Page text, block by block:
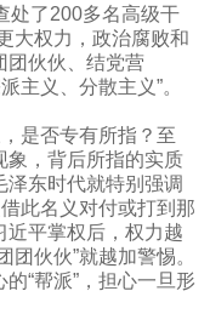
处了200多名高级干
大权力，政治腐败和
团伙伙、结党营
主义、分散主义”。
是否专有所指？至
象，背后所指的实质
泽东时代就特别强调
此名义对付或打到那
近平掌权后，权力越
伙伙”就越加警惕。
“帮派”，担心一旦形